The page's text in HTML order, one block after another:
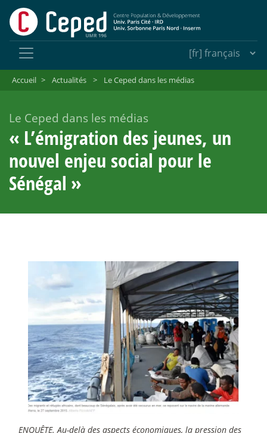
Accueil > Actualités > Le Ceped dans les médias
Le Ceped dans les médias
« L’émigration des jeunes, un
nouvel enjeu social pour le
Sénégal »
ENQUÊTE. Au-delà des aspects économiques, la pression des